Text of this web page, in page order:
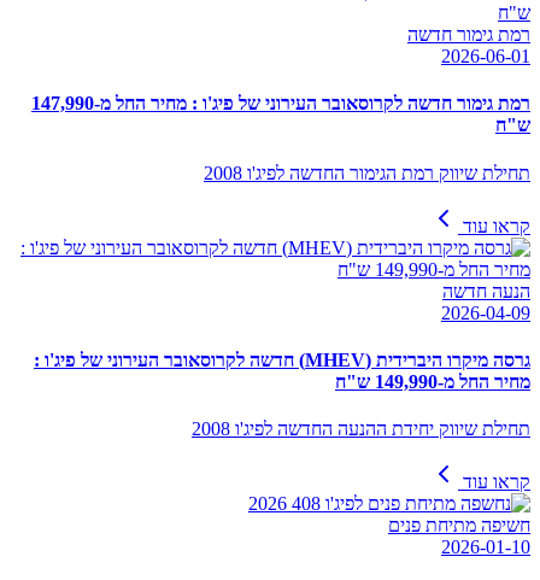
רמת גימור חדשה
2026-06-01
רמת גימור חדשה לקרוסאובר העירוני של פיג'ו : מחיר החל מ-147,990
ש"ח
תחילת שיווק רמת הגימור החדשה לפיג'ו 2008
קראו עוד
הנעה חדשה
2026-04-09
גרסה מיקרו היברידית (MHEV) חדשה לקרוסאובר העירוני של פיג'ו :
מחיר החל מ-149,990 ש"ח
תחילת שיווק יחידת ההנעה החדשה לפיג'ו 2008
קראו עוד
חשיפה מתיחת פנים
2026-01-10